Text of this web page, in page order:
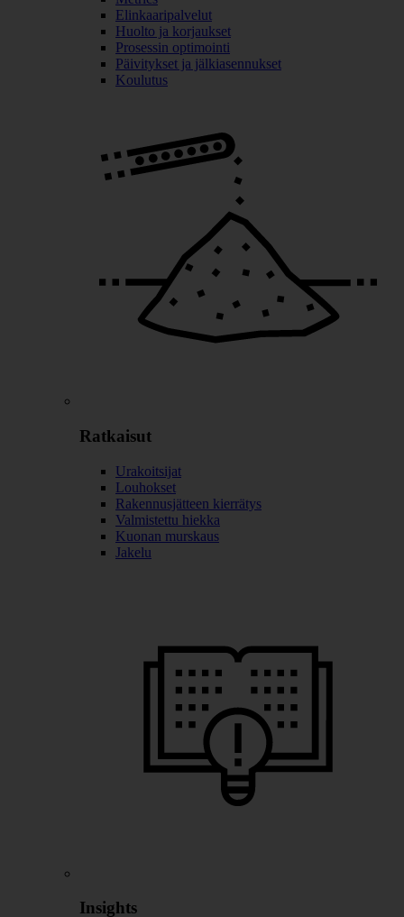
Elinkaaripalvelut
Huolto ja korjaukset
Prosessin optimointi
Päivitykset ja jälkiasennukset
Koulutus
Ratkaisut
Urakoitsijat
Louhokset
Rakennusjätteen kierrätys
Valmistettu hiekka
Kuonan murskaus
Jakelu
Insights